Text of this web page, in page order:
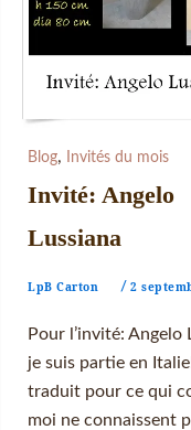
Blog, Invités du mois
Invité: Angelo
Lussiana
LpB Carton / 2
Pour l’invité: Angelo
je suis partie en Italie!
traduit pour ce qui
moi ne connaissent